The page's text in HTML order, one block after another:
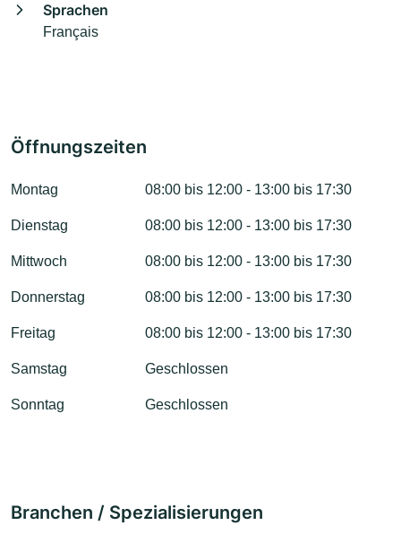
Sprachen
Français
Öffnungszeiten
Montag 08:00 bis 12:00 - 13:00 bis 17:30
Dienstag 08:00 bis 12:00 - 13:00 bis 17:30
Mittwoch 08:00 bis 12:00 - 13:00 bis 17:30
Donnerstag 08:00 bis 12:00 - 13:00 bis 17:30
Freitag 08:00 bis 12:00 - 13:00 bis 17:30
Samstag Geschlossen
Sonntag Geschlossen
Branchen / Spezialisierungen